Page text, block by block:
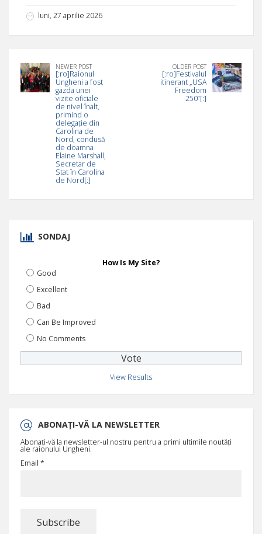
luni, 27 aprilie 2026
NEWER POST
[:ro]Raionul
Ungheni a fost
gazda unei
vizite oficiale
de nivel înalt,
primind o
delegație din
Carolina de
Nord, condusă
de doamna
Elaine Marshall,
Secretar de
Stat în Carolina
de Nord[:]
OLDER POST
[:ro]Festivalul
itinerant „USA
Freedom
250”[:]
SONDAJ
How Is My Site?
Good
Excellent
Bad
Can Be Improved
No Comments
View Results
ABONAȚI-VĂ LA NEWSLETTER
Abonați-vă la newsletter-ul nostru pentru a primi ultimile noutăți
ale raionului Ungheni.
Email *